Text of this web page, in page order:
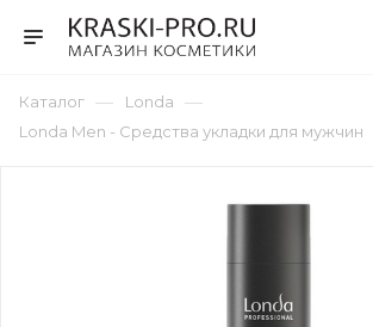
Каталог — Londa —
Londa Men - Cредства укладки для мужчин